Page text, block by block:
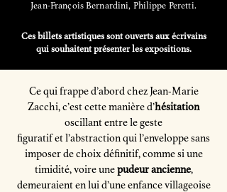
Jean-François Bernardini, Philippe Peretti.
Ces billets artistiques sont ouverts aux écrivains
qui souhaitent présenter les expositions.
Ce qui frappe d’abord chez Jean-Marie
Zacchi, c’est cette manière d’hésitation
oscillant entre le geste
figuratif et l’abstraction qui l’enveloppe sans
imposer de choix définitif, comme si une
timidité, voire unepudeur ancienne,
demeuraient en lui d’une enfance villageoise